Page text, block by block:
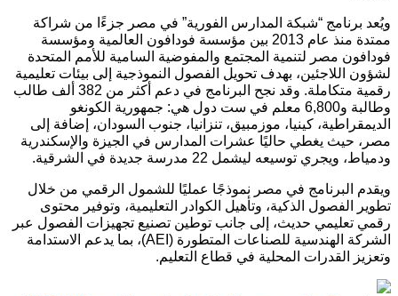
ويُعد برنامج “شبكة المدارس الفورية” في مصر جزءًا من شراكة
ممتدة منذ عام 2013 بين مؤسسة فودافون العالمية ومؤسسة
فودافون مصر لتنمية المجتمع والمفوضية السامية للأمم المتحدة
لشؤون اللاجئين، بهدف تحويل الفصول النموذجية إلى بيئات تعليمية
رقمية متكاملة. وقد نجح البرنامج في دعم أكثر من 382 ألف طالب
وطالبة و6,800 معلم في ست دول هي: جمهورية الكونغو
الديمقراطية، كينيا، موزمبيق، تنزانيا، جنوب السودان، إضافة إلى
مصر، حيث يغطي حاليًا عشرات المدارس في الجيزة والإسكندرية
ودمياط، ويجري توسيعه ليشمل 22 مدرسة جديدة في الشرقية.
ويقدم البرنامج في مصر نموذجًا عمليًا للشمول الرقمي من خلال
تطوير الفصول الذكية، وتأهيل الكوادر التعليمية، وتوفير محتوى
رقمي تعليمي حديث، إلى جانب توطين تصنيع تجهيزات الفصول عبر
الشركة الهندسية للصناعات المتطورة (AEI)، بما يدعم الاستدامة
وتعزيز القدرات المحلية في قطاع التعليم.